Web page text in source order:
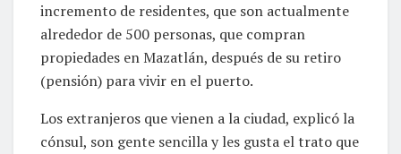
incremento de residentes, que son actualmente
alrededor de 500 personas, que compran
propiedades en Mazatlán, después de su retiro
(pensión) para vivir en el puerto.
Los extranjeros que vienen a la ciudad, explicó la
cónsul, son gente sencilla y les gusta el trato que